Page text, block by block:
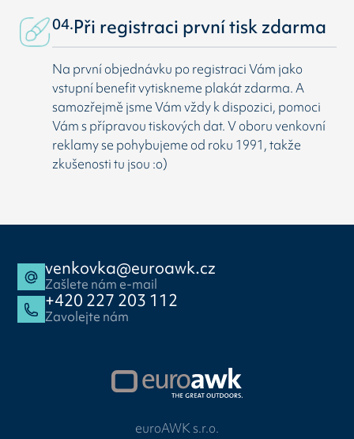
04.Při registraci první tisk zdarma
Na první objednávku po registraci Vám jako
vstupní benefit vytiskneme plakát zdarma. A
samozřejmě jsme Vám vždy k dispozici, pomoci
Vám s přípravou tiskových dat. V oboru venkovní
reklamy se pohybujeme od roku 1991, takže
zkušenosti tu jsou :o)
venkovka@euroawk.cz
Zašlete nám e-mail
+420 227 203 112
Zavolejte nám
euroAWK s.r.o.